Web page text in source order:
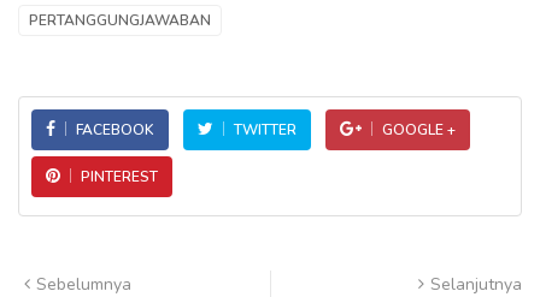
PERTANGGUNGJAWABAN
FACEBOOK TWITTER GOOGLE +
PINTEREST
Sebelumnya Selanjutnya